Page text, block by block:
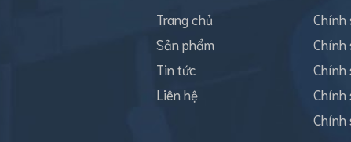
Trang chủ
Sản phẩm
Tin tức
Liên hệ
Chính
Chính
Chính
Chính
Chính